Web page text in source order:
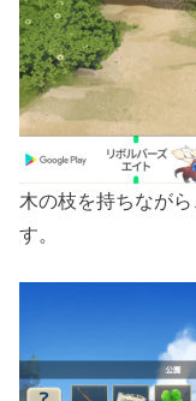
木の枝を持ちなが
す。